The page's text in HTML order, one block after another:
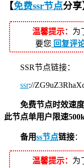
【免费ssr节点分享
温馨提示： 为
要您 回复评
SSR节点链接：
ssr://
免费节点时效速
此节点单用户限速
备用ss节点链接：
温馨提示： 为